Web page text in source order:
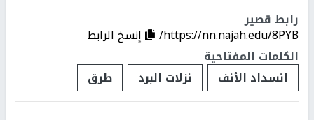
رابط قصير
https://nn.najah.edu/8PYB/
إنسخ الرابط
الكلمات المفتاحية
انسداد الأنف
نزلات البرد طرق